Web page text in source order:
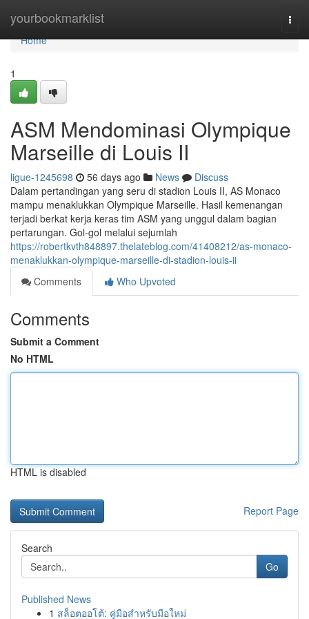
yourbookmarklist
Home
Home
1
ASM Mendominasi Olympique
Marseille di Louis II
ligue-1245698 56 days ago News
Discuss
Dalam pertandingan yang seru di stadion Louis II, AS Monaco
mampu menaklukkan Olympique Marseille. Hasil kemenangan
terjadi berkat kerja keras tim ASM yang unggul dalam bagian
pertarungan. Gol-gol melalui sejumlah
https://robertkvth848897.thelateblog.com/41408212/as-monaco-
menaklukkan-olympique-marseille-di-stadion-louis-ii
Comments
Who Upvoted
Comments
Submit a Comment
No HTML
HTML is disabled
Report Page
Search
Go
Published News
1 สล็อตออโต้: คู่มือสำหรับมือใหม่